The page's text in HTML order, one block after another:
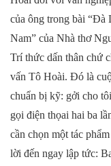
của ông trong bài “Đà
Nam” của Nhà thơ
Trí thức dấn thân chứ
vấn Tô Hoài. Đó là
chuẩn bị kỹ: gởi cho
gọi điện thọai hai ba
cần chọn một tác
lời đến ngay lập tức: